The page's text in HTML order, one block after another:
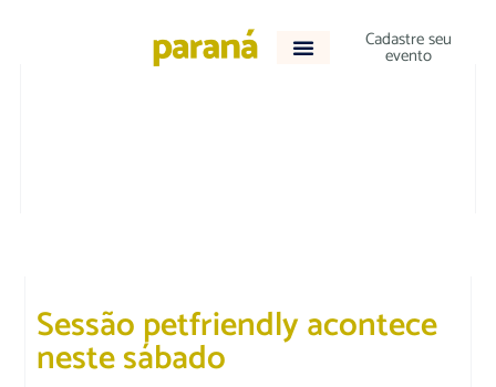
Cadastre seu
evento
Sessão petfriendly acontece
neste sábado